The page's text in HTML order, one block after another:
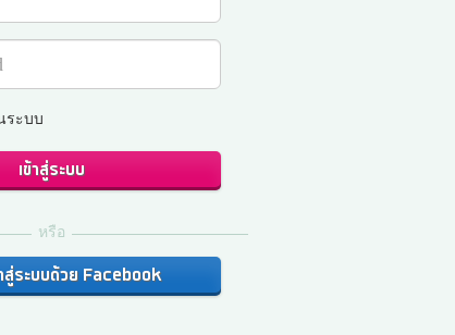
ระบบ
เข้าสู่ระบบ
หรือ
สู่ระบบด้วย Facebook